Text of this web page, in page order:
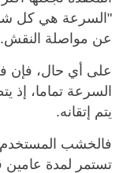
"السرعة هي كل
عن مواصلة النقش.
على أي حال، فإن
السرعة تماما، إذ
يتم إتقانه.
فالخشب المستخدم
تستمر لمدة عامين